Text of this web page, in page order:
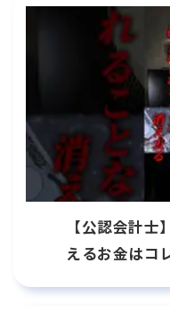
【公認会計
えるお金はコ